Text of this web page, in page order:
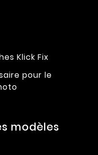
Klick Fix
pour le
modèles